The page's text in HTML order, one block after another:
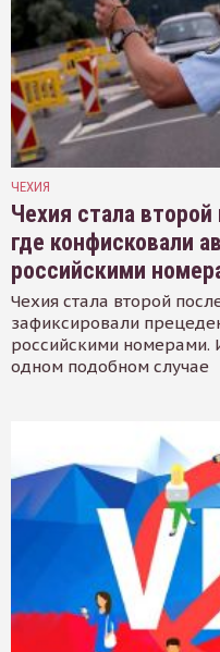
ЧЕХИЯ
Чехия стала
где конфисковали
российскими
Чехия стала второй
зафиксировали
российскими номерами.
одном подобном случае